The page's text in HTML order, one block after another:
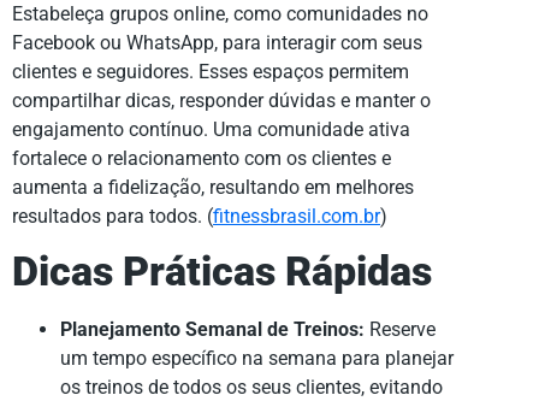
Estabeleça grupos online, como comunidades no
Facebook ou WhatsApp, para interagir com seus
clientes e seguidores. Esses espaços permitem
compartilhar dicas, responder dúvidas e manter o
engajamento contínuo. Uma comunidade ativa
fortalece o relacionamento com os clientes e
aumenta a fidelização, resultando em melhores
resultados para todos. (fitnessbrasil.com.br)
Dicas Práticas Rápidas
Planejamento Semanal de Treinos: Reserve
um tempo específico na semana para planejar
os treinos de todos os seus clientes, evitando